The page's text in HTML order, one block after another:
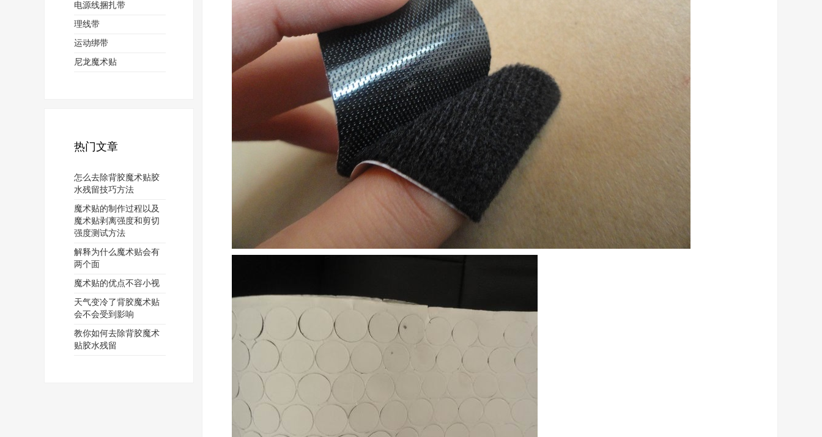
电源线捆扎带
理线带
运动绑带
尼龙魔术贴
热门文章
怎么去除背胶魔术贴胶
水残留技巧方法
魔术贴的制作过程以及
魔术贴剥离强度和剪切
强度测试方法
解释为什么魔术贴会有
两个面
魔术贴的优点不容小视
天气变冷了背胶魔术贴
会不会受到影响
教你如何去除背胶魔术
贴胶水残留